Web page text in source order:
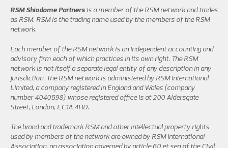
RSM Shiodome Partners is a member of the RSM network and trades
as RSM. RSM is the trading name used by the members of the RSM
network.
Each member of the RSM network is an independent accounting and
advisory firm each of which practices in its own right. The RSM
network is not itself a separate legal entity of any description in any
jurisdiction. The RSM network is administered by RSM International
Limited, a company registered in England and Wales (company
number 4040598) whose registered office is at 200 Aldersgate
Street, London, EC1A 4HD.
The brand and trademark RSM and other intellectual property rights
used by members of the network are owned by RSM International
Association, an association governed by article 60 et seq of the Civil